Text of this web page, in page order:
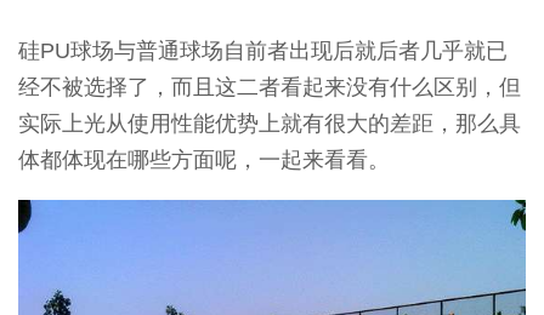
硅PU球场与普通球场自前者出现后就后者几乎就已
经不被选择了，而且这二者看起来没有什么区别，但
实际上光从使用性能优势上就有很大的差距，那么具
体都体现在哪些方面呢，一起来看看。